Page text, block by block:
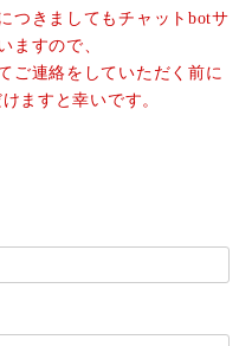
つきましてもチャットbotサ
ますので、
ご連絡をしていただく前に
ますと幸いです。